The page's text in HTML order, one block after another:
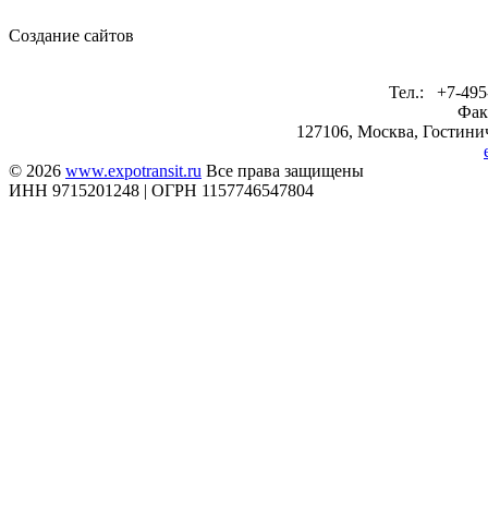
Создание сайтов
Тел.: +7-
127106, Москва,
© 2026 www.expotransit.ru Все права защищены
ИНН 9715201248 | ОГРН 1157746547804